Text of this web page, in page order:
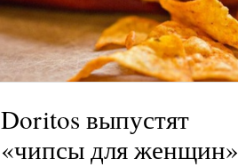
Doritos выпустят
«чипсы для женщин»